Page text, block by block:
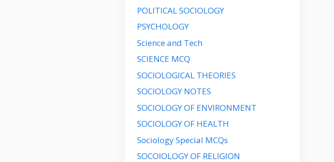
POLITICAL SOCIOLOGY
PSYCHOLOGY
Science and Tech
SCIENCE MCQ
SOCIOLOGICAL THEORIES
SOCIOLOGY NOTES
SOCIOLOGY OF ENVIRONMENT
SOCIOLOGY OF HEALTH
Sociology Special MCQs
SOCOIOLOGY OF RELIGION